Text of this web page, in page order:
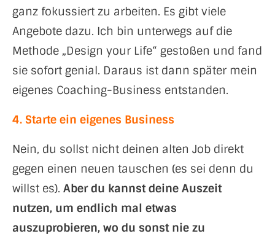
ganz fokussiert zu arbeiten. Es gibt viele
Angebote dazu. Ich bin unterwegs auf die
Methode „Design your Life“ gestoßen und fand
sie sofort genial. Daraus ist dann später mein
eigenes Coaching-Business entstanden.
4. Starte ein eigenes Business
Nein, du sollst nicht deinen alten Job direkt
gegen einen neuen tauschen (es sei denn du
willst es). Aber du kannst deine Auszeit
nutzen, um endlich mal etwas
auszuprobieren, wo du sonst nie zu